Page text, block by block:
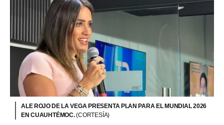
ALE ROJO DE LA VEGA PRESENTA PLAN PARA EL MUNDIAL 2026
EN CUAUHTÉMOC.(CORTESÍA)